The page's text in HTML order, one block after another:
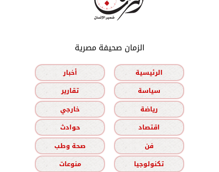
الزمان صحيفة مصرية
الرئيسية
أخبار
سياسة
تقارير
رياضة
خارجي
اقتصاد
حوادث
فن
صحة وطب
تكنولوجيا
منوعات